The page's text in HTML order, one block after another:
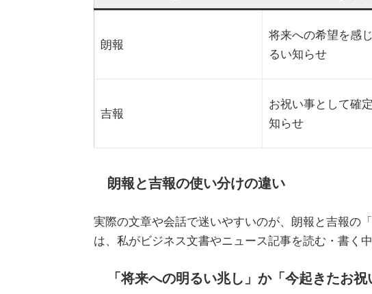
朗報
将来への希望を感
るい知らせ
吉報
お祝い事として確
知らせ
朗報と吉報の使い分けの違い
実際の文章や会話で迷いやすいのが、朗報と吉報の
は、私がビジネス文書やニュース記事を読む・書く
「将来への明るい兆し」か「今起きたお